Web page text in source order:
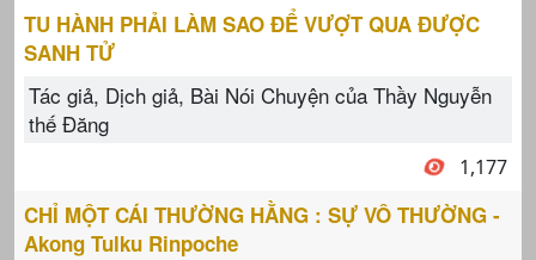
TU HÀNH PHẢI LÀM SAO ĐỂ VƯỢT QUA ĐƯỢC
SANH TỬ
Tác giả, Dịch giả, Bài Nói Chuyện của Thầy Nguyễn
thế Đăng
1,177
CHỈ MỘT CÁI THƯỜNG HẰNG : SỰ VÔ THƯỜNG -
Akong Tulku Rinpoche